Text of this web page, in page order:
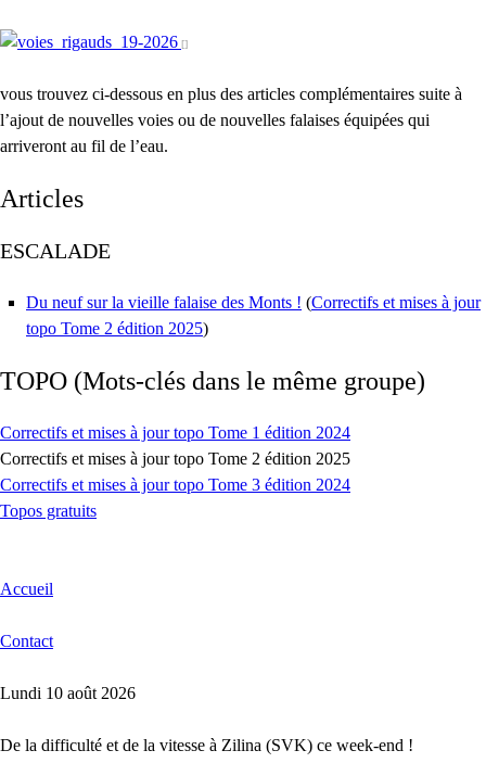
vous trouvez ci-dessous en plus des articles complémentaires suite à
l’ajout de nouvelles voies ou de nouvelles falaises équipées qui
arriveront au fil de l’eau.
Articles
ESCALADE
Du neuf sur la vieille falaise des Monts ! (Correctifs et mises à jour
topo Tome 2 édition 2025)
TOPO (Mots-clés dans le même groupe)
Correctifs et mises à jour topo Tome 1 édition 2024
Correctifs et mises à jour topo Tome 2 édition 2025
Correctifs et mises à jour topo Tome 3 édition 2024
Topos gratuits
Accueil
Contact
Lundi 10 août 2026
De la difficulté et de la vitesse à Zilina (SVK) ce week-end !